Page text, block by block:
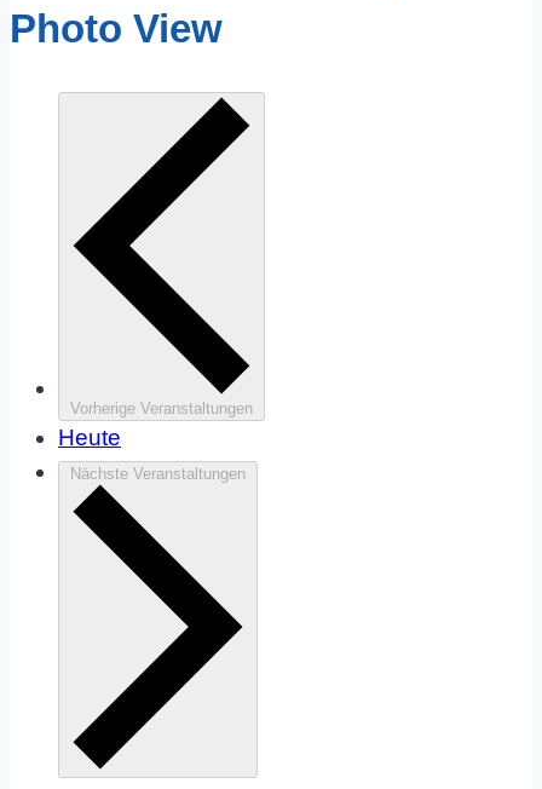
Photo View
Vorherige Veranstaltungen
Heute
Nächste Veranstaltungen